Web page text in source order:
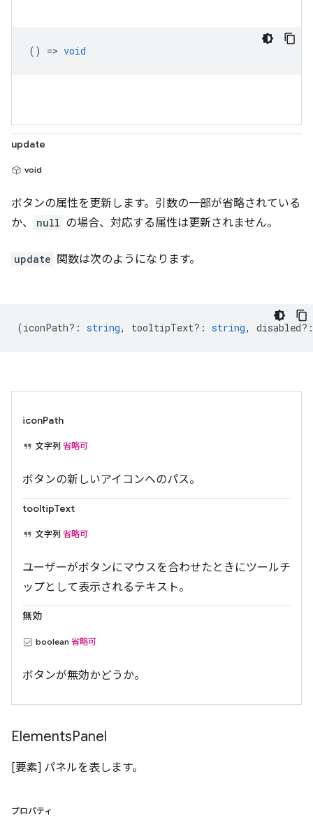
() => void
update
void
ボタンの属性を更新します。引数の一部が省略されている
か、
null の場合、対応する属性は更新されません。
update 関数は次のようになります。
(iconPath? : string, tooltipText? : string, disabled? :
iconPath
文字列 省略可
ボタンの新しいアイコンへのパス。
tooltipText
文字列 省略可
ユーザーがボタンにマウスを合わせたときにツールチ
ップとして表示されるテキスト。
無効
boolean 省略可
ボタンが無効かどうか。
ElementsPanel
[要素] パネルを表します。
プロパティ